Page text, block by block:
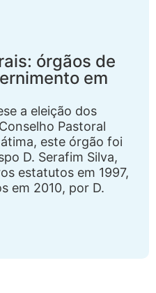
órgãos de
em
a eleição dos
Pastoral
este órgão foi
D. Serafim Silva,
estatutos em 1997,
em 2010, por D.